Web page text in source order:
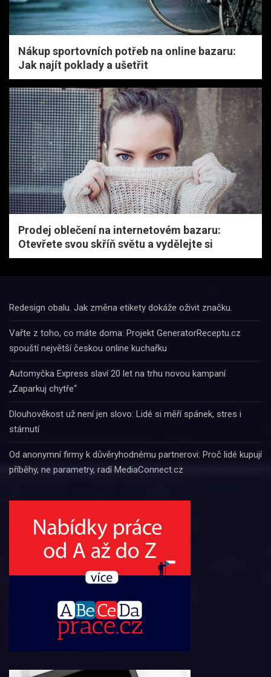
Nákup sportovních potřeb na online bazaru:
Jak najít poklady a ušetřit
Prodej oblečení na internetovém bazaru:
Otevřete svou skříň světu a vydělejte si
Redesign obalu. Jak změna etikety dokáže oživit značku.
Vařte z toho, co máte doma: Projekt GeneratorReceptu.cz
spouští největší českou online kuchařku
Automyčka Express slaví 20 let na trhu novou kampaní
„Zaparkuj chytře“
Dlouhověkost už není jen slovo: Lidé si měří spánek, stres i
stárnutí
Od anonymní firmy k důvěryhodnému partnerovi: Proč lidé kupují
příběhy, ne parametry, radí MediaConnect.cz